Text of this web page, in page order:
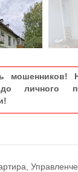
мошенников!
до личного